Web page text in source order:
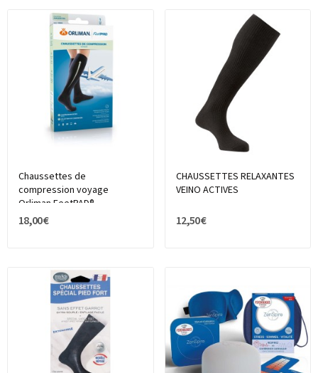
Chaussettes de
compression voyage
Orliman FeetPAD®
18,00 €
CHAUSSETTES RELAXANTES
VEINO ACTIVES
12,50 €